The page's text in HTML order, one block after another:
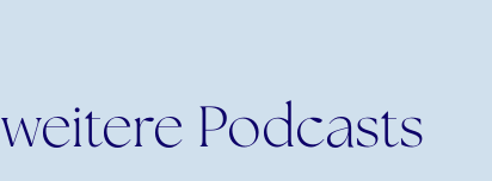
Podcasts